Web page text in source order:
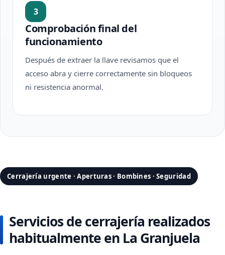
3
Comprobación final del
funcionamiento
Después de extraer la llave revisamos que el
acceso abra y cierre correctamente sin bloqueos
ni resistencia anormal.
Cerrajería urgente · Aperturas · Bombines · Seguridad
Servicios de cerrajería realizados
habitualmente en La Granjuela